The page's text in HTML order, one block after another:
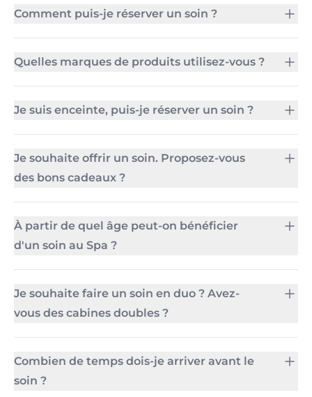
Comment puis-je réserver un soin ?
Quelles marques de produits utilisez-vous ?
Je suis enceinte, puis-je réserver un soin ?
Je souhaite offrir un soin. Proposez-vous
des bons cadeaux ?
À partir de quel âge peut-on bénéficier
d'un soin au Spa ?
Je souhaite faire un soin en duo ? Avez-
vous des cabines doubles ?
Combien de temps dois-je arriver avant le
soin ?